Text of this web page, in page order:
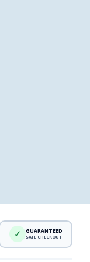
✓ GUARANTEED
SAFE CHECKOUT